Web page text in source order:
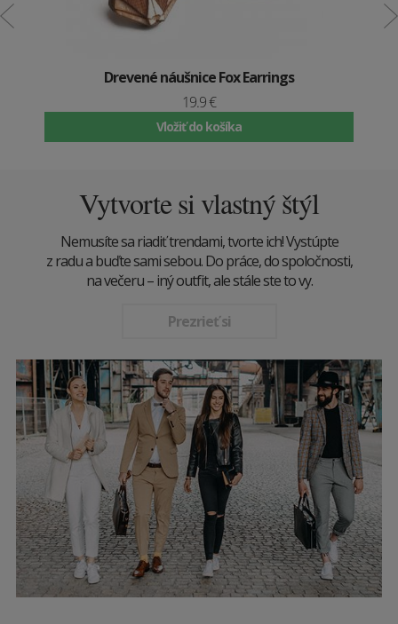
Drevené náušnice Fox Earrings
19.9 €
Vložiť do košíka
Vytvorte si vlastný štýl
Nemusíte sa riadiť trendami, tvorte ich! Vystúpte
z radu a buďte sami sebou. Do práce, do spoločnosti,
na večeru – iný outfit, ale stále ste to vy.
Prezrieť si